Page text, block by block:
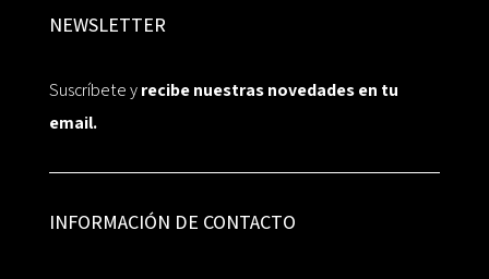
NEWSLETTER
Suscríbete yrecibe nuestras novedades en tu
email.
INFORMACIÓN DE CONTACTO